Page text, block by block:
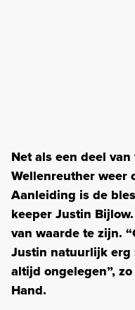
Net als een deel
Wellenreuther weer
Aanleiding is de
keeper Justin
van waarde te zijn.
Justin natuurlijk erg
altijd ongelegen”,
Hand.